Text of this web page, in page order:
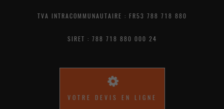
TVA INTRACOMMUNAUTAIRE : FR53 788 718 880
SIRET : 788 718 880 000 24
VOTRE DEVIS EN LIGNE